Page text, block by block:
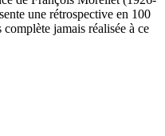
une rétrospective en 100
jamais réalisée à ce